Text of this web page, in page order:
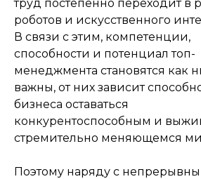
труд постепенно переходит в
роботов и искусственного
В связи с этим, компетенции,
способности и потенциал топ-
менеджмента становятся как
важны, от них зависит
бизнеса оставаться
конкурентоспособным и
стремительно меняющемся
Поэтому наряду с